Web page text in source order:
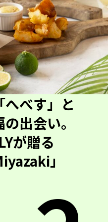
べす」と
出会い。
が贈る
」